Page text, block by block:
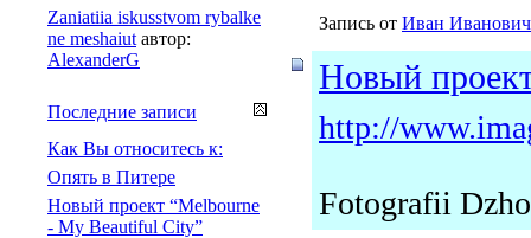
Запись от Иван Иванович
Новый
http://
Fotografii
Zaniatiia iskusstvom rybalke
ne meshaiut автор:
AlexanderG
Последние записи
Как Вы относитесь к:
Опять в Питере
Новый проект “Melbourne
- My Beautiful City”